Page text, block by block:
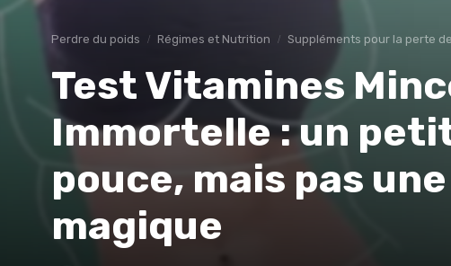
Perdre du poids Régimes et Nutrition Suppléments pour la perte
Test Vitamines
Immortelle : un
pouce, mais pas
magique